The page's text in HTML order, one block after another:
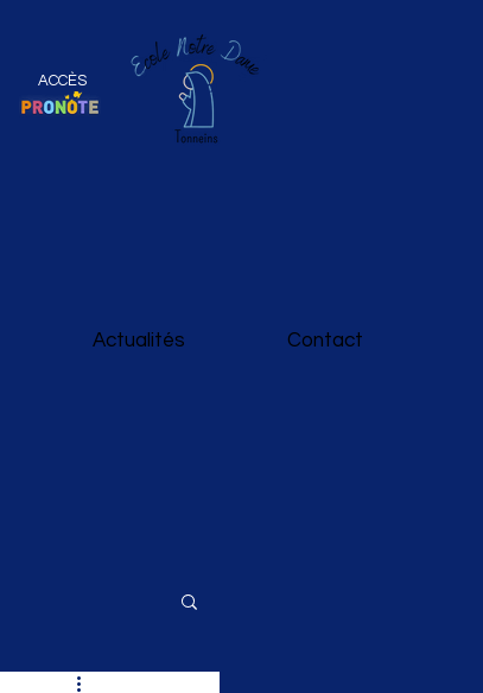
ACCÈS
Actualités Contact